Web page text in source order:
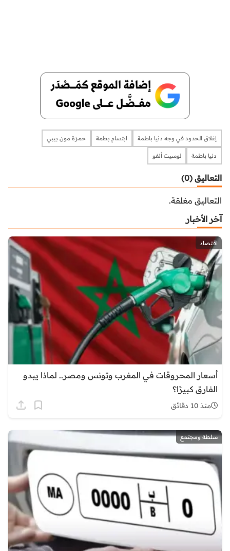
إغلاق الحدود في وجه دنيا باطمة ابتسام بطمة حمزة مون بيبي
دنيا باطمة لوسيت أنفو
التعاليق (0)
التعاليق مغلقة.
آخر الأخبار
اقتصاد
أسعار المحروقات في المغرب وتونس ومصر.. لماذا يبدو
الفارق كبيرًا؟
منذ 10 دقائق
سلطة ومجتمع